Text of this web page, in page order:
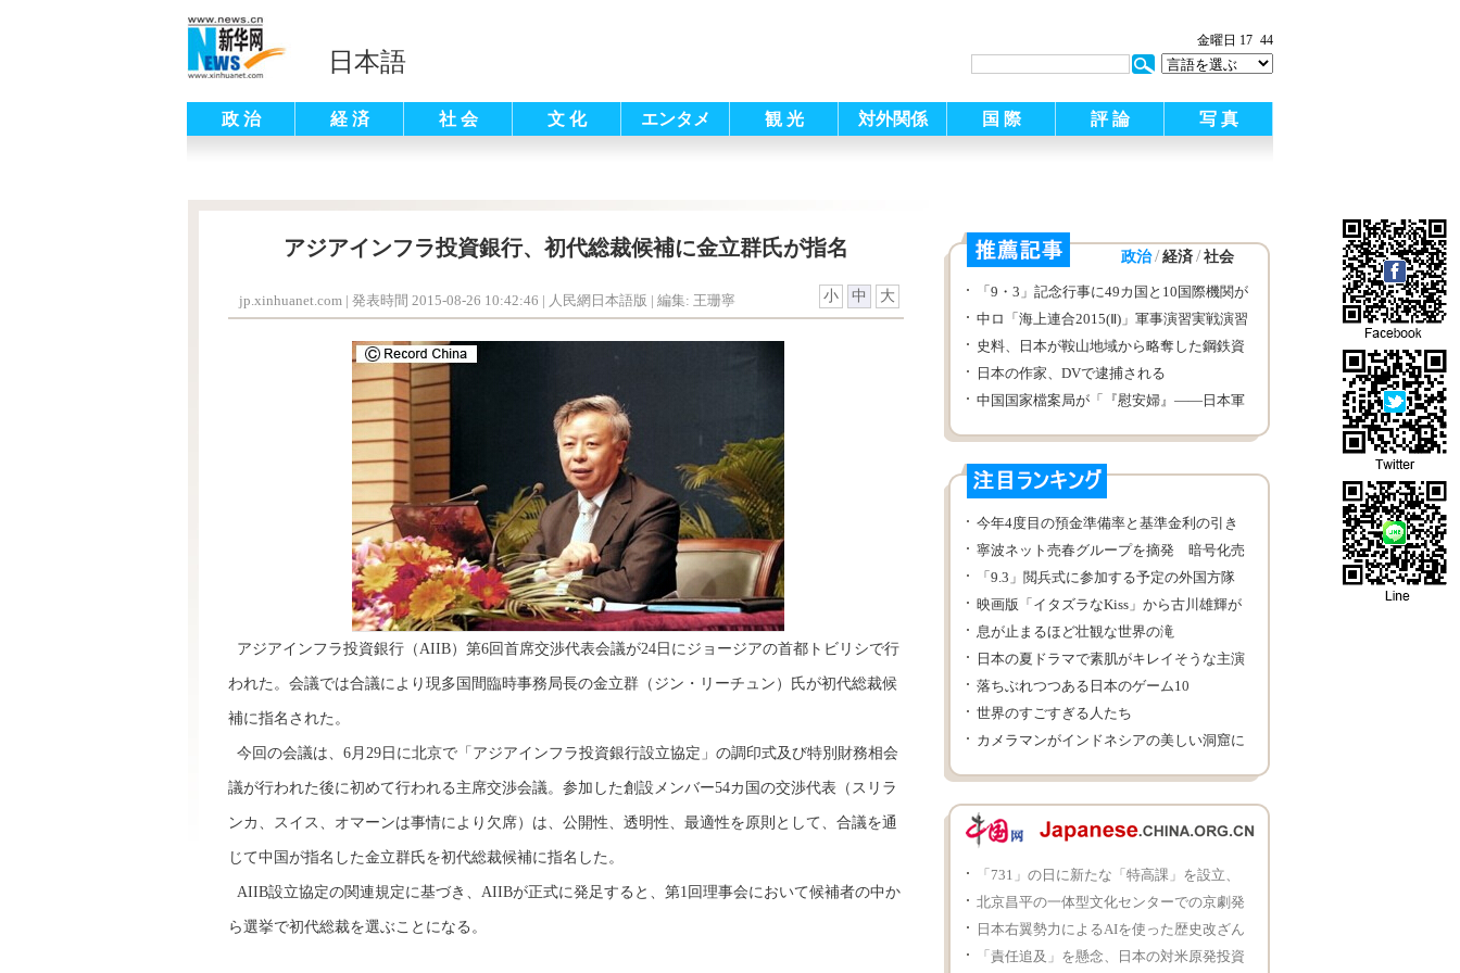
日本語
金曜日 17 44
政 治 経 済 社 会 文 化 エンタメ 観 光 対外関係 国 際 評 論 写 真
アジアインフラ投資銀行、初代総裁候補に金立群氏が指名
jp.xinhuanet.com | 発表時間 2015-08-26 10:42:46 | 人民網日本語版 | 編集: 王珊寧 小 中 大
アジアインフラ投資銀行（AIIB）第6回首席交渉代表会議が24日にジョージアの首都トビリシで行
われた。会議では合議により現多国間臨時事務局長の金立群（ジン・リーチュン）氏が初代総裁候
補に指名された。
今回の会議は、6月29日に北京で「アジアインフラ投資銀行設立協定」の調印式及び特別財務相会
議が行われた後に初めて行われる主席交渉会議。参加した創設メンバー54カ国の交渉代表（スリラ
ンカ、スイス、オマーンは事情により欠席）は、公開性、透明性、最適性を原則として、合議を通
じて中国が指名した金立群氏を初代総裁候補に指名した。
AIIB設立協定の関連規定に基づき、AIIBが正式に発足すると、第1回理事会において候補者の中か
ら選挙で初代総裁を選ぶことになる。
政治 / 経済 / 社会
「9・3」記念行事に49カ国と10国際機関が
参加
中ロ「海上連合2015(Ⅱ)」軍事演習実戦演習
段階が全面的に展開
史料、日本が鞍山地域から略奪した鋼鉄資
源は1000余万トン
日本の作家、DVで逮捕される
中国国家檔案局が「『慰安婦』——日本軍
今年4度目の預金準備率と基準金利の引き
下げ
寧波ネット売春グループを摘発 暗号化売
春「9.3」閲兵式に参加する予定の外国方隊
映画版「イタズラなKiss」から古川雄輝が
消えた
息が止まるほど壮観な世界の滝
日本の夏ドラマで素肌がキレイそうな主演
女優
落ちぶれつつある日本のゲーム10
世界のすごすぎる人たち
カメラマンがインドネシアの美しい洞窟に